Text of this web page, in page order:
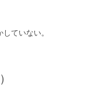
ていない。